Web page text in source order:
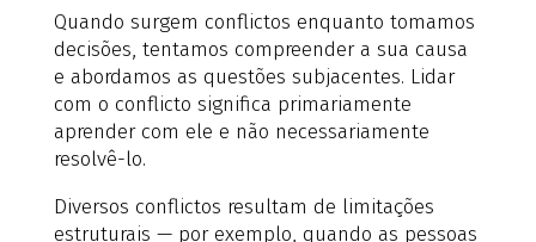
Quando surgem conflictos enquanto tomamos
decisões, tentamos compreender a sua causa
e abordamos as questões subjacentes. Lidar
com o conflicto significa primariamente
aprender com ele e não necessariamente
resolvê-lo.
Diversos conflictos resultam de limitações
estruturais — por exemplo, quando as pessoas